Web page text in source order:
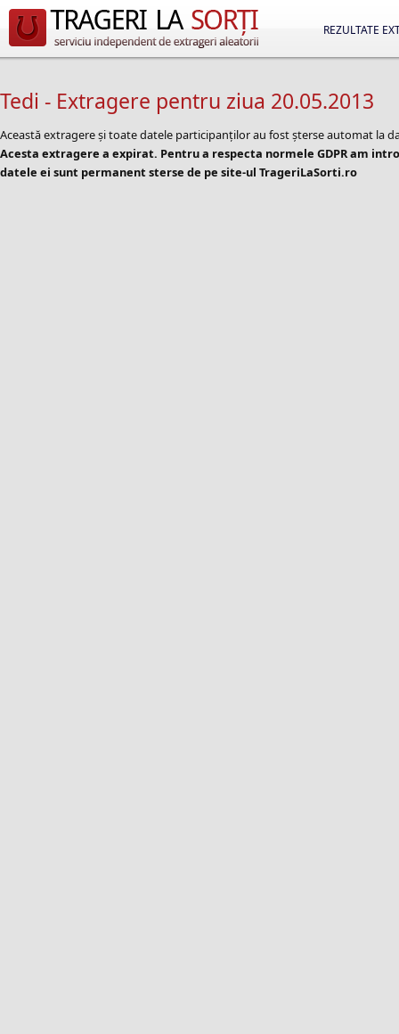
REZULTATE
Tedi - Extragere pentru ziua 20.05.2013
Această extragere și toate datele participanților au fost șterse automat la
Acesta extragere a expirat. Pentru a respecta normele GDPR am
datele ei sunt permanent sterse de pe site-ul TrageriLaSorti.ro